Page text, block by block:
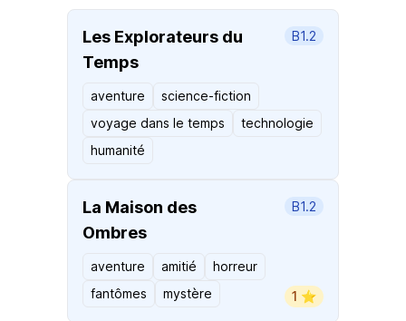
Les Explorateurs du
Temps
B1.2
aventure
science-fiction
voyage dans le temps
technologie
humanité
La Maison des
Ombres
B1.2
aventure amitié
horreur
fantômes
mystère 1 ⭐️